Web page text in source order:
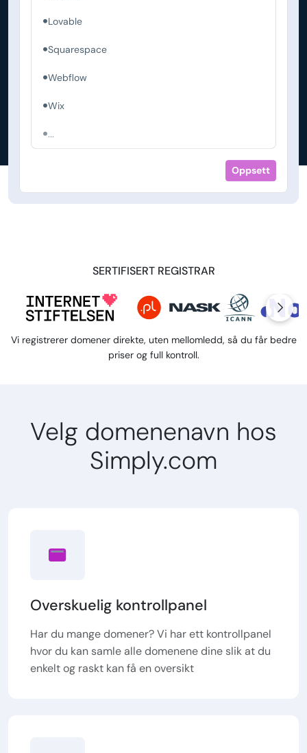
Lovable
Squarespace
Webflow
Wix
...
Oppsett
SERTIFISERT REGISTRAR
Vi registrerer domener direkte, uten mellomledd, så du får bedre
priser og full kontroll.
Velg domenenavn hos
Simply.com
Overskuelig kontrollpanel
Har du mange domener? Vi har ett kontrollpanel
hvor du kan samle alle domenene dine slik at du
enkelt og raskt kan få en oversikt